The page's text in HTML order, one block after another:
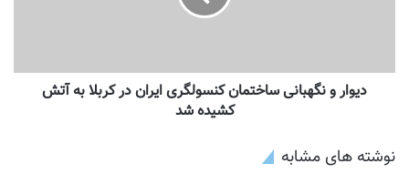
دیوار و نگهبانی ساختمان کنسولگری ایران در کربلا به آتش
کشیده شد
نوشته های مشابه